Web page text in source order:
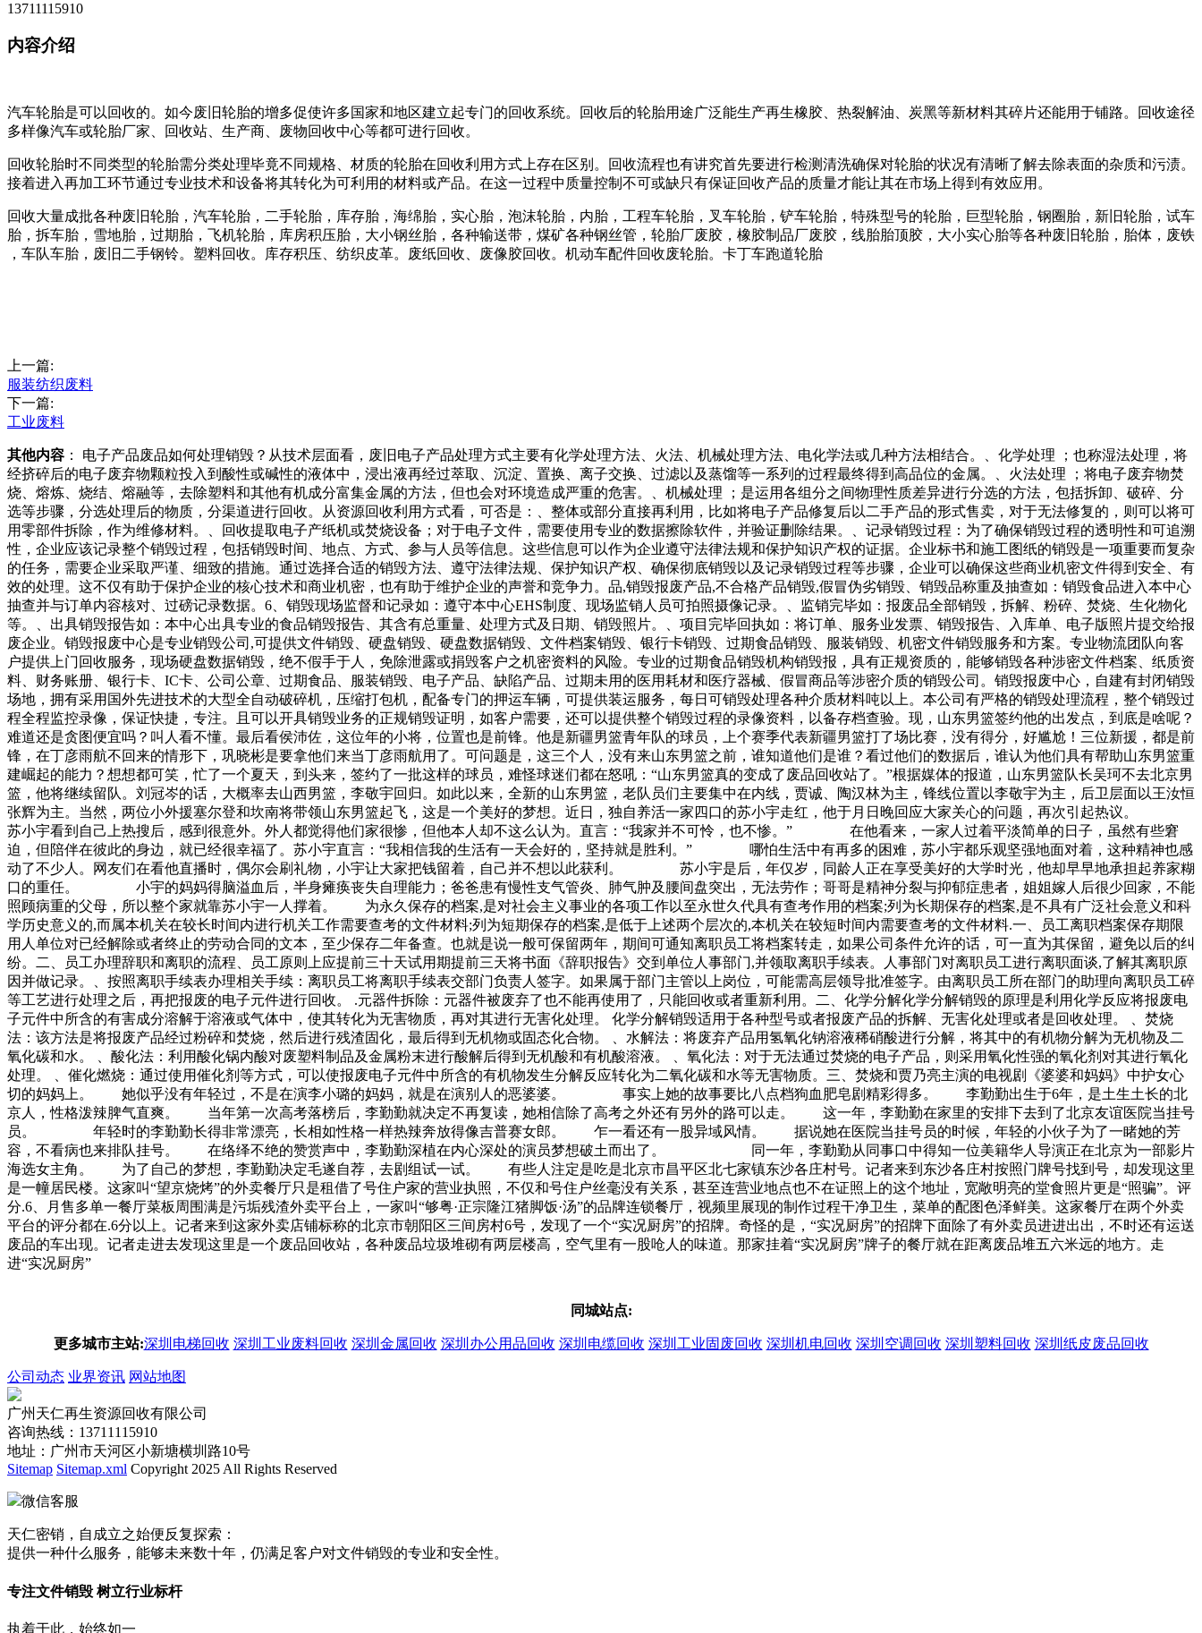
13711115910
内容介绍
汽车轮胎是可以回收的。如今废旧轮胎的增多促使许多国家和地区建立起专门的回收系统。回收后的轮胎用途广泛能生产再生橡胶、热裂解油、炭黑等新材料其碎片还能用于铺路。回收途径
多样像汽车或轮胎厂家、回收站、生产商、废物回收中心等都可进行回收。
回收轮胎时不同类型的轮胎需分类处理毕竟不同规格、材质的轮胎在回收利用方式上存在区别。回收流程也有讲究首先要进行检测清洗确保对轮胎的状况有清晰了解去除表面的杂质和污渍。
接着进入再加工环节通过专业技术和设备将其转化为可利用的材料或产品。在这一过程中质量控制不可或缺只有保证回收产品的质量才能让其在市场上得到有效应用。
回收大量成批各种废旧轮胎，汽车轮胎，二手轮胎，库存胎，海绵胎，实心胎，泡沫轮胎，内胎，工程车轮胎，叉车轮胎，铲车轮胎，特殊型号的轮胎，巨型轮胎，钢圈胎，新旧轮胎，试车
胎，拆车胎，雪地胎，过期胎，飞机轮胎，库房积压胎，大小钢丝胎，各种输送带，煤矿各种钢丝管，轮胎厂废胶，橡胶制品厂废胶，线胎胎顶胶，大小实心胎等各种废旧轮胎，胎体，废铁
，车队车胎，废旧二手钢铃。塑料回收。库存积压、纺织皮革。废纸回收、废像胶回收。机动车配件回收废轮胎。卡丁车跑道轮胎
上一篇:
服装纺织废料
下一篇:
工业废料
其他内容 ： 电子产品废品如何处理销毁？从技术层面看，废旧电子产品处理方式主要有化学处理方法、火法、机械处理方法、电化学法或几种方法相结合。、化学处理 ；也称湿法处理，将
经挤碎后的电子废弃物颗粒投入到酸性或碱性的液体中，浸出液再经过萃取、沉淀、置换、离子交换、过滤以及蒸馏等一系列的过程最终得到高品位的金属。、火法处理 ；将电子废弃物焚
烧、熔炼、烧结、熔融等，去除塑料和其他有机成分富集金属的方法，但也会对环境造成严重的危害。、机械处理 ；是运用各组分之间物理性质差异进行分选的方法，包括拆卸、破碎、分
选等步骤，分选处理后的物质，分渠道进行回收。从资源回收利用方式看，可否是：、整体或部分直接再利用，比如将电子产品修复后以二手产品的形式售卖，对于无法修复的，则可以将可
用零部件拆除，作为维修材料。、回收提取电子产纸机或焚烧设备；对于电子文件，需要使用专业的数据擦除软件，并验证删除结果。、记录销毁过程：为了确保销毁过程的透明性和可追溯
性，企业应该记录整个销毁过程，包括销毁时间、地点、方式、参与人员等信息。这些信息可以作为企业遵守法律法规和保护知识产权的证据。企业标书和施工图纸的销毁是一项重要而复杂
的任务，需要企业采取严谨、细致的措施。通过选择合适的销毁方法、遵守法律法规、保护知识产权、确保彻底销毁以及记录销毁过程等步骤，企业可以确保这些商业机密文件得到安全、有
效的处理。这不仅有助于保护企业的核心技术和商业机密，也有助于维护企业的声誉和竞争力。品,销毁报废产品,不合格产品销毁,假冒伪劣销毁、销毁品称重及抽查如：销毁食品进入本中心
抽查并与订单内容核对、过磅记录数据。6、销毁现场监督和记录如：遵守本中心EHS制度、现场监销人员可拍照摄像记录。、监销完毕如：报废品全部销毁，拆解、粉碎、焚烧、生化物化
等。、出具销毁报告如：本中心出具专业的食品销毁报告、其含有总重量、处理方式及日期、销毁照片。、项目完毕回执如：将订单、服务业发票、销毁报告、入库单、电子版照片提交给报
废企业。销毁报废中心是专业销毁公司,可提供文件销毁、硬盘销毁、硬盘数据销毁、文件档案销毁、银行卡销毁、过期食品销毁、服装销毁、机密文件销毁服务和方案。专业物流团队向客
户提供上门回收服务，现场硬盘数据销毁，绝不假手于人，免除泄露或捐毁客户之机密资料的风险。专业的过期食品销毁机构销毁报，具有正规资质的，能够销毁各种涉密文件档案、纸质资
料、财务账册、银行卡、IC卡、公司公章、过期食品、服装销毁、电子产品、缺陷产品、过期未用的医用耗材和医疗器械、假冒商品等涉密介质的销毁公司。销毁报废中心，自建有封闭销毁
场地，拥有采用国外先进技术的大型全自动破碎机，压缩打包机，配备专门的押运车辆，可提供装运服务，每日可销毁处理各种介质材料吨以上。本公司有严格的销毁处理流程，整个销毁过
程全程监控录像，保证快捷，专注。且可以开具销毁业务的正规销毁证明，如客户需要，还可以提供整个销毁过程的录像资料，以备存档查验。现，山东男篮签约他的出发点，到底是啥呢？
难道还是贪图便宜吗？叫人看不懂。最后看侯沛佐，这位年的小将，位置也是前锋。他是新疆男篮青年队的球员，上个赛季代表新疆男篮打了场比赛，没有得分，好尴尬！三位新援，都是前
锋，在丁彦雨航不回来的情形下，巩晓彬是要拿他们来当丁彦雨航用了。可问题是，这三个人，没有来山东男篮之前，谁知道他们是谁？看过他们的数据后，谁认为他们具有帮助山东男篮重
建崛起的能力？想想都可笑，忙了一个夏天，到头来，签约了一批这样的球员，难怪球迷们都在怒吼：“山东男篮真的变成了废品回收站了。”根据媒体的报道，山东男篮队长吴珂不去北京男
篮，他将继续留队。刘冠岑的话，大概率去山西男篮，李敬宇回归。如此以来，全新的山东男篮，老队员们主要集中在内线，贾诚、陶汉林为主，锋线位置以李敬宇为主，后卫层面以王汝恒
张辉为主。当然，两位小外援塞尔登和坎南将带领山东男篮起飞，这是一个美好的梦想。近日，独自养活一家四口的苏小宇走红，他于月日晚回应大家关心的问题，再次引起热议。
苏小宇看到自己上热搜后，感到很意外。外人都觉得他们家很惨，但他本人却不这么认为。直言：“我家并不可怜，也不惨。” 在他看来，一家人过着平淡简单的日子，虽然有些窘
迫，但陪伴在彼此的身边，就已经很幸福了。苏小宇直言：“我相信我的生活有一天会好的，坚持就是胜利。” 哪怕生活中有再多的困难，苏小宇都乐观坚强地面对着，这种精神也感
动了不少人。网友们在看他直播时，偶尔会刷礼物，小宇让大家把钱留着，自己并不想以此获利。 苏小宇是后，年仅岁，同龄人正在享受美好的大学时光，他却早早地承担起养家糊
口的重任。 小宇的妈妈得脑溢血后，半身瘫痪丧失自理能力；爸爸患有慢性支气管炎、肺气肿及腰间盘突出，无法劳作；哥哥是精神分裂与抑郁症患者，姐姐嫁人后很少回家，不能
照顾病重的父母，所以整个家就靠苏小宇一人撑着。 为永久保存的档案,是对社会主义事业的各项工作以至永世久代具有查考作用的档案;列为长期保存的档案,是不具有广泛社会意义和科
学历史意义的,而属本机关在较长时间内进行机关工作需要查考的文件材料;列为短期保存的档案,是低于上述两个层次的,本机关在较短时间内需要查考的文件材料.一、员工离职档案保存期限
用人单位对已经解除或者终止的劳动合同的文本，至少保存二年备查。也就是说一般可保留两年，期间可通知离职员工将档案转走，如果公司条件允许的话，可一直为其保留，避免以后的纠
纷。二、员工办理辞职和离职的流程、员工原则上应提前三十天试用期提前三天将书面《辞职报告》交到单位人事部门,并领取离职手续表。人事部门对离职员工进行离职面谈,了解其离职原
因并做记录。、按照离职手续表办理相关手续：离职员工将离职手续表交部门负责人签字。如果属于部门主管以上岗位，可能需高层领导批准签字。由离职员工所在部门的助理向离职员工碎
等工艺进行处理之后，再把报废的电子元件进行回收。 .元器件拆除：元器件被废弃了也不能再使用了，只能回收或者重新利用。二、化学分解化学分解销毁的原理是利用化学反应将报废电
子元件中所含的有害成分溶解于溶液或气体中，使其转化为无害物质，再对其进行无害化处理。 化学分解销毁适用于各种型号或者报废产品的拆解、无害化处理或者是回收处理。 、焚烧
法：该方法是将报废产品经过粉碎和焚烧，然后进行残渣固化，最后得到无机物或固态化合物。 、水解法：将废弃产品用氢氧化钠溶液稀硝酸进行分解，将其中的有机物分解为无机物及二
氧化碳和水。 、酸化法：利用酸化锅内酸对废塑料制品及金属粉末进行酸解后得到无机酸和有机酸溶液。 、氧化法：对于无法通过焚烧的电子产品，则采用氧化性强的氧化剂对其进行氧化
处理。 、催化燃烧：通过使用催化剂等方式，可以使报废电子元件中所含的有机物发生分解反应转化为二氧化碳和水等无害物质。三、焚烧和贾乃亮主演的电视剧《婆婆和妈妈》中护女心
切的妈妈上。 她似乎没有年轻过，不是在演李小璐的妈妈，就是在演别人的恶婆婆。 事实上她的故事要比八点档狗血肥皂剧精彩得多。 李勤勤出生于6年，是土生土长的北
京人，性格泼辣脾气直爽。 当年第一次高考落榜后，李勤勤就决定不再复读，她相信除了高考之外还有另外的路可以走。 这一年，李勤勤在家里的安排下去到了北京友谊医院当挂号
员。 年轻时的李勤勤长得非常漂亮，长相如性格一样热辣奔放得像吉普赛女郎。 乍一看还有一股异域风情。 据说她在医院当挂号员的时候，年轻的小伙子为了一睹她的芳
容，不看病也来排队挂号。 在络绎不绝的赞赏声中，李勤勤深植在内心深处的演员梦想破土而出了。 同一年，李勤勤从同事口中得知一位美籍华人导演正在北京为一部影片
海选女主角。 为了自己的梦想，李勤勤决定毛遂自荐，去剧组试一试。 有些人注定是吃是北京市昌平区北七家镇东沙各庄村号。记者来到东沙各庄村按照门牌号找到号，却发现这里
是一幢居民楼。这家叫“望京烧烤”的外卖餐厅只是租借了号住户家的营业执照，不仅和号住户丝毫没有关系，甚至连营业地点也不在证照上的这个地址，宽敞明亮的堂食照片更是“照骗”。评
分.6、月售多单一餐厅菜板周围满是污垢残渣外卖平台上，一家叫“够粤·正宗隆江猪脚饭·汤”的品牌连锁餐厅，视频里展现的制作过程干净卫生，菜单的配图色泽鲜美。这家餐厅在两个外卖
平台的评分都在.6分以上。记者来到这家外卖店铺标称的北京市朝阳区三间房村6号，发现了一个“实况厨房”的招牌。奇怪的是，“实况厨房”的招牌下面除了有外卖员进进出出，不时还有运送
废品的车出现。记者走进去发现这里是一个废品回收站，各种废品垃圾堆砌有两层楼高，空气里有一股呛人的味道。那家挂着“实况厨房”牌子的餐厅就在距离废品堆五六米远的地方。走
进“实况厨房”
同城站点:
更多城市主站:深圳电梯回收 深圳工业废料回收 深圳金属回收 深圳办公用品回收 深圳电缆回收 深圳工业固废回收 深圳机电回收 深圳空调回收 深圳塑料回收 深圳纸皮废品回收
公司动态 业界资讯 网站地图
广州天仁再生资源回收有限公司
咨询热线：13711115910
地址：广州市天河区小新塘横圳路10号
Sitemap Sitemap.xml Copyright 2025 All Rights Reserved
微信客服
天仁密销，自成立之始便反复探索：
提供一种什么服务，能够未来数十年，仍满足客户对文件销毁的专业和安全性。
专注文件销毁 树立行业标杆
执着于此，始终如一